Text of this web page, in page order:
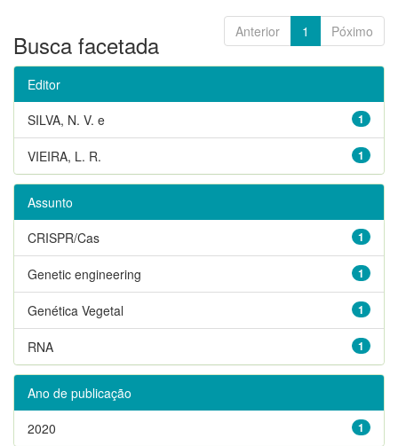
Anterior 1 Póximo
Busca facetada
Editor
1
SILVA, N. V. e
1
VIEIRA, L. R.
Assunto
1
CRISPR/Cas
1
Genetic engineering
1
Genética Vegetal
1
RNA
Ano de publicação
1
2020